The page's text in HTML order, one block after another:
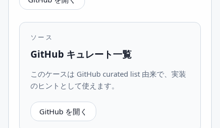
ソース
GitHub キュレート一覧
このケースは GitHub curated list 由来で、実装
のヒントとして使えます。
GitHub を開く